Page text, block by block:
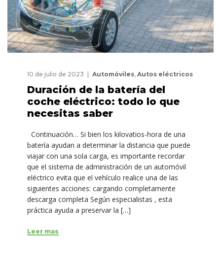
10 de julio de 2023 Automóviles, Autos eléctricos
Duración de la batería del
coche eléctrico: todo lo que
necesitas saber
Continuación… Si bien los kilovatios-hora de una
batería ayudan a determinar la distancia que puede
viajar con una sola carga, es importante recordar
que el sistema de administración de un automóvil
eléctrico evita que el vehículo realice una de las
siguientes acciones: cargando completamente
descarga completa Según especialistas , esta
práctica ayuda a preservar la […]
Leer mas